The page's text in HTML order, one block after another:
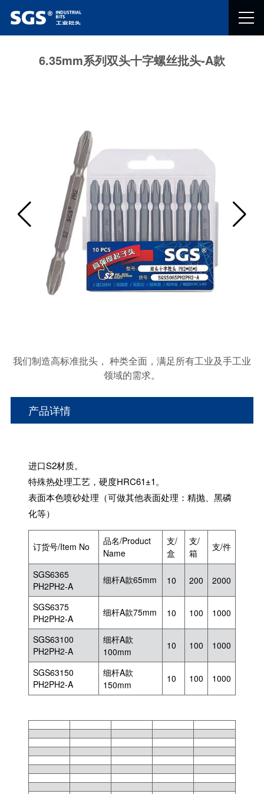
6.35mm系列双头十字螺丝批头-A款
我们制造高标准批头， 种类全面，满足所有工业及手工业
领域的需求。
产品详情
进口S2材质。
特殊热处理工艺，硬度HRC61±1。
表面本色喷砂处理（可做其他表面处理：精抛、黑磷
化等）
订货号/Item No
品名/Product
Name
支/
盒
支/
箱
支/件
SGS6365
PH2PH2-A
细杆A款65mm 10 200 2000
SGS6375
PH2PH2-A
细杆A款75mm 10 100 1000
SGS63100
PH2PH2-A
细杆A款
100mm
10 100 1000
SGS63150
PH2PH2-A
细杆A款
150mm
10 100 1000